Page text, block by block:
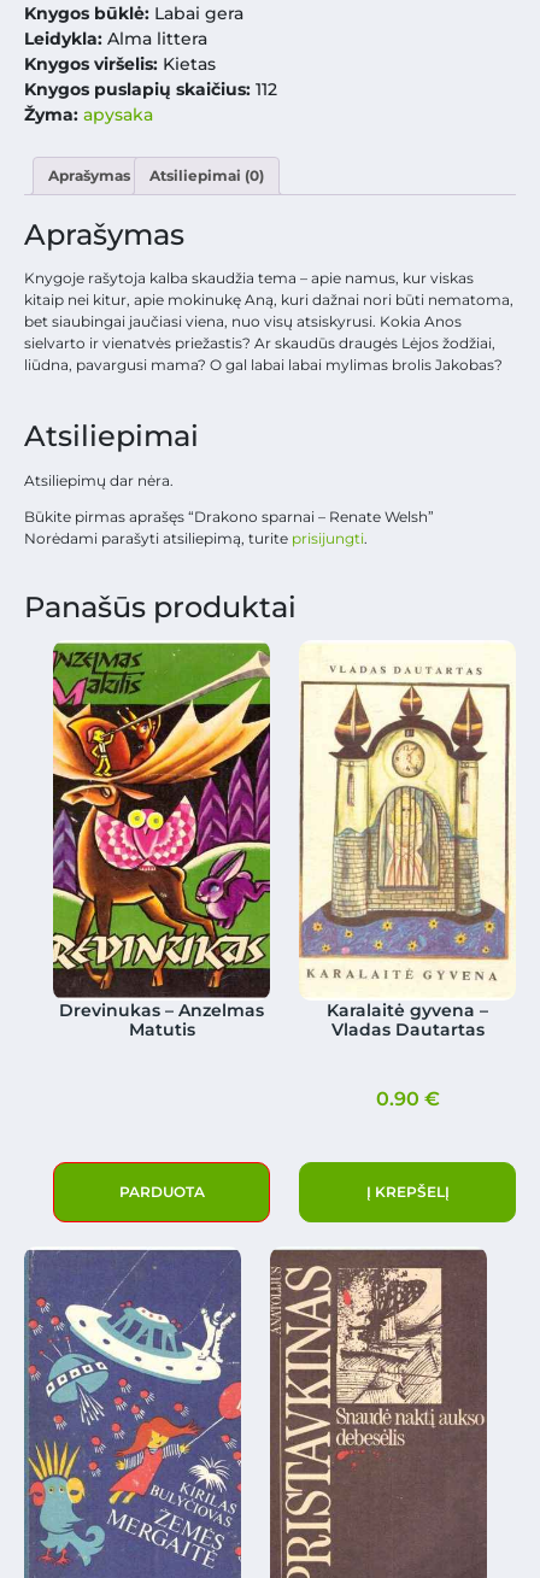
Knygos būklė: Labai gera
Leidykla: Alma littera
Knygos viršelis: Kietas
Knygos puslapių skaičius: 112
Žyma: apysaka
Aprašymas Atsiliepimai (0)
Aprašymas
Knygoje rašytoja kalba skaudžia tema – apie namus, kur viskas
kitaip nei kitur, apie mokinukę Aną, kuri dažnai nori būti nematoma,
bet siaubingai jaučiasi viena, nuo visų atsiskyrusi. Kokia Anos
sielvarto ir vienatvės priežastis? Ar skaudūs draugės Lėjos žodžiai,
liūdna, pavargusi mama? O gal labai labai mylimas brolis Jakobas?
Atsiliepimai
Atsiliepimų dar nėra.
Būkite pirmas aprašęs “Drakono sparnai – Renate Welsh”
Norėdami parašyti atsiliepimą, turite prisijungti.
Panašūs produktai
Drevinukas – Anzelmas
Matutis
PARDUOTA
Karalaitė gyvena –
Vladas Dautartas
0.90 €
Į KREPŠELĮ